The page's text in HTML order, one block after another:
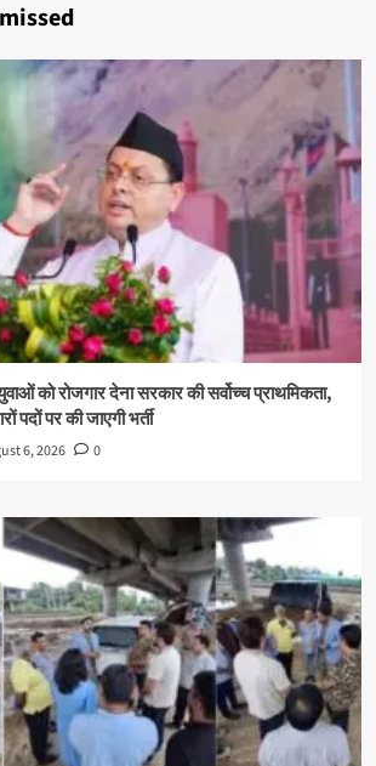
को रोजगार देना सरकार की सर्वोच्च प्राथमिकता,
पदों पर की जाएगी भर्ती
6, 2026 0